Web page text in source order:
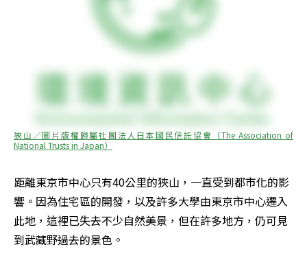
狹山／圖片版權歸屬社團法人日本國民信託協會（The Association of
National Trusts in Japan）
距離東京市中心只有40公里的狹山，一直受到都市化的影
響。因為住宅區的開發，以及許多大學由東京市中心遷入
此地，這裡已失去不少自然美景，但在許多地方，仍可見
到武藏野過去的景色。